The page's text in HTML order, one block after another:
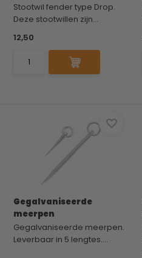
Stootwil fender type Drop.
Deze stootwillen zijn...
12,50
Gegalvaniseerde
meerpen
Gegalvaniseerde meerpen.
Leverbaar in 5 lengtes....